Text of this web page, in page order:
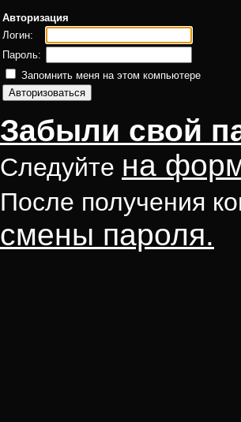
Авторизация
Логин:
Пароль:
Запомнить меня на этом компьютере
Забыли свой
Следуйте на
После получения
смены пароля.